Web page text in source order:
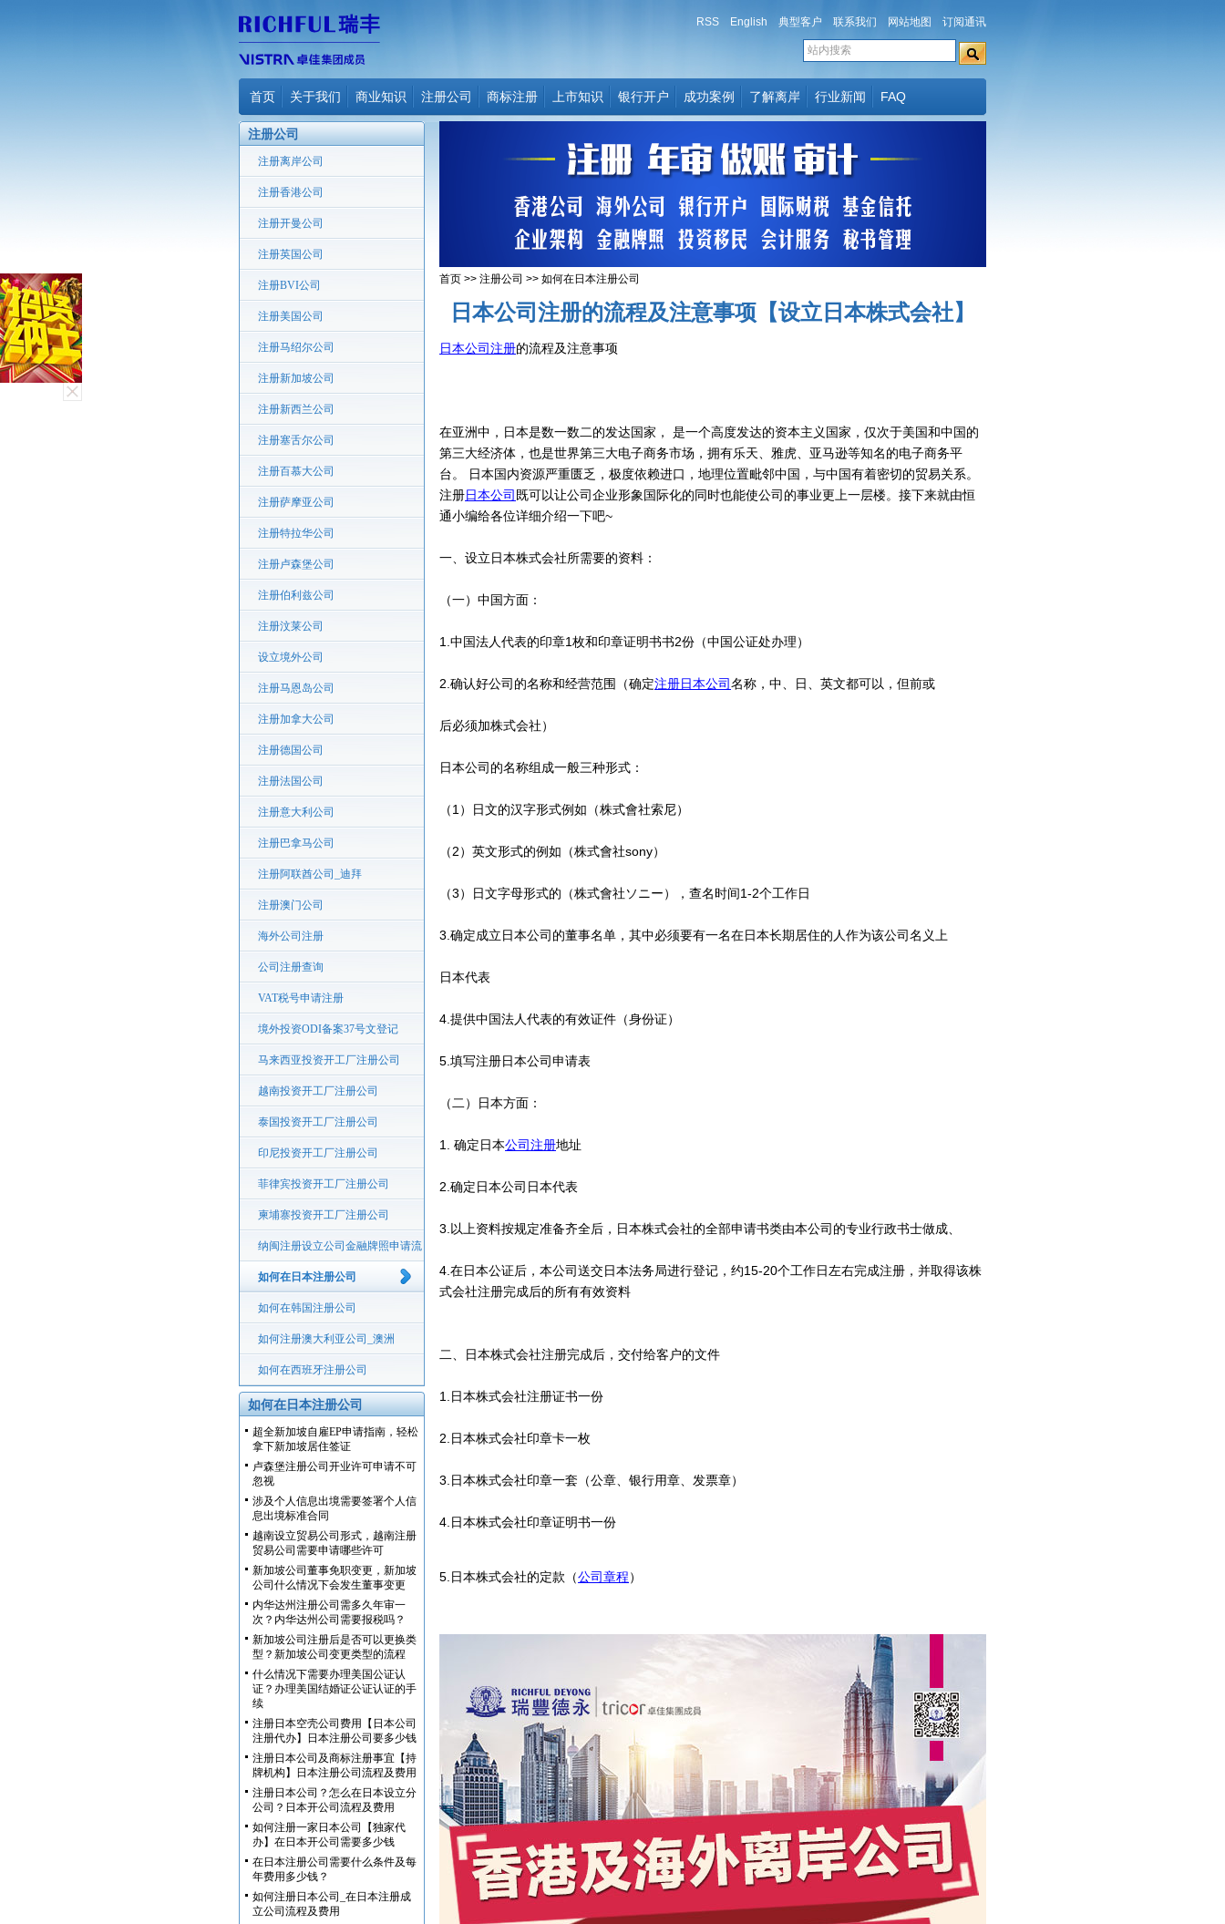
RSS English 典型客户 联系我们 网站地图 订阅通讯
首页 关于我们 商业知识 注册公司 商标注册 上市知识 银行开户 成功案例 了解离岸 行业新闻 FAQ
注册公司
注册离岸公司
注册香港公司
注册开曼公司
注册英国公司
注册BVI公司
注册美国公司
注册马绍尔公司
注册新加坡公司
注册新西兰公司
注册塞舌尔公司
注册百慕大公司
注册萨摩亚公司
注册特拉华公司
注册卢森堡公司
注册伯利兹公司
注册汶莱公司
设立境外公司
注册马恩岛公司
注册加拿大公司
注册德国公司
注册法国公司
注册意大利公司
注册巴拿马公司
注册阿联酋公司_迪拜
注册澳门公司
海外公司注册
公司注册查询
VAT税号申请注册
境外投资ODI备案37号文登记
马来西亚投资开工厂注册公司
越南投资开工厂注册公司
泰国投资开工厂注册公司
印尼投资开工厂注册公司
菲律宾投资开工厂注册公司
柬埔寨投资开工厂注册公司
纳闽注册设立公司金融牌照申请流
程
如何在日本注册公司
如何在韩国注册公司
如何注册澳大利亚公司_澳洲
如何在西班牙注册公司
如何在日本注册公司
超全新加坡自雇EP申请指南，轻松
拿下新加坡居住签证
卢森堡注册公司开业许可申请不可
忽视
涉及个人信息出境需要签署个人信
息出境标准合同
越南设立贸易公司形式，越南注册
贸易公司需要申请哪些许可
新加坡公司董事免职变更，新加坡
公司什么情况下会发生董事变更
内华达州注册公司需多久年审一
次？内华达州公司需要报税吗？
新加坡公司注册后是否可以更换类
型？新加坡公司变更类型的流程
什么情况下需要办理美国公证认
证？办理美国结婚证公证认证的手
续
注册日本空壳公司费用【日本公司
注册代办】日本注册公司要多少钱
注册日本公司及商标注册事宜【持
牌机构】日本注册公司流程及费用
注册日本公司？怎么在日本设立分
公司？日本开公司流程及费用
如何注册一家日本公司【独家代
办】在日本开公司需要多少钱
在日本注册公司需要什么条件及每
年费用多少钱？
如何注册日本公司_在日本注册成
立公司流程及费用
首页 >> 注册公司 >> 如何在日本注册公司
日本公司注册的流程及注意事项【设立日本株式会社】
日本公司注册的流程及注意事项
在亚洲中，日本是数一数二的发达国家， 是一个高度发达的资本主义国家，仅次于美国和中国的
第三大经济体，也是世界第三大电子商务市场，拥有乐天、雅虎、亚马逊等知名的电子商务平
台。 日本国内资源严重匮乏，极度依赖进口，地理位置毗邻中国，与中国有着密切的贸易关系。
注册日本公司 既可以让公司企业形象国际化的同时也能使公司的事业更上一层楼。接下来就由恒
通小编给各位详细介绍一下吧~
一、设立日本株式会社所需要的资料：
（一）中国方面：
1.中国法人代表的印章1枚和印章证明书书2份（中国公证处办理）
2.确认好公司的名称和经营范围（确定注册日本公司名称，中、日、英文都可以，但前或
后必须加株式会社）
日本公司的名称组成一般三种形式：
（1）日文的汉字形式例如（株式會社索尼）
（2）英文形式的例如（株式會社sony）
（3）日文字母形式的（株式會社ソニー），查名时间1-2个工作日
3.确定成立日本公司的董事名单，其中必须要有一名在日本长期居住的人作为该公司名义上
日本代表
4.提供中国法人代表的有效证件（身份证）
5.填写注册日本公司申请表
（二）日本方面：
1. 确定日本公司注册地址
2.确定日本公司日本代表
3.以上资料按规定准备齐全后，日本株式会社的全部申请书类由本公司的专业行政书士做成、
4.在日本公证后，本公司送交日本法务局进行登记，约15-20个工作日左右完成注册，并取得该株
式会社注册完成后的所有有效资料
二、日本株式会社注册完成后，交付给客户的文件
1.日本株式会社注册证书一份
2.日本株式会社印章卡一枚
3.日本株式会社印章一套（公章、银行用章、发票章）
4.日本株式会社印章证明书一份
5.日本株式会社的定款（公司章程）